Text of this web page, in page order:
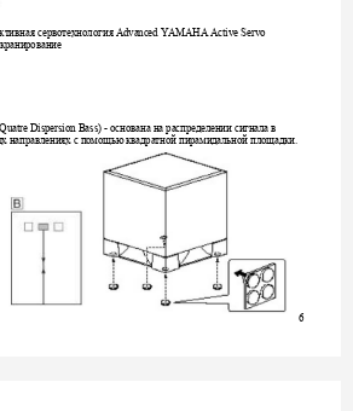
сервотехнология Advanced YAMAHA Active Servo
Dispersion Bass) -
основана на распределении сигнала в
направлениях с помощью квадратной пирамидальной площадки.
6